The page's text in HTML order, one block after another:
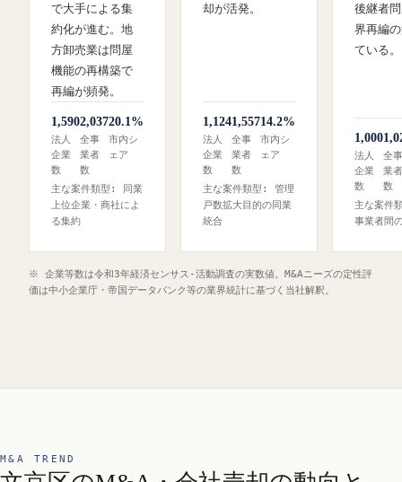
で大手による集
約化が進む。地
方卸売業は問屋
機能の再構築で
再編が頻発。
1,590
法人
企業
数
2,037
全事
業者
数
20.1%
市内シ
ェア
主な案件類型: 同業
上位企業・商社によ
る集約
却が活発。
1,124
法人
企業
数
1,557
全事
業者
数
14.2%
市内シ
ェア
主な案件類型: 管理
戸数拡大目的の同業
統合
後継者
界再編
ている。
1,000
法人
企業
数
全事
業者
数
主な案件
事業者間
※ 企業等数は令和3年経済センサス‐活動調査の実数値。M&Aニーズの定性評
価は中小企業庁・帝国データバンク等の業界統計に基づく当社解釈。
M&A TREND